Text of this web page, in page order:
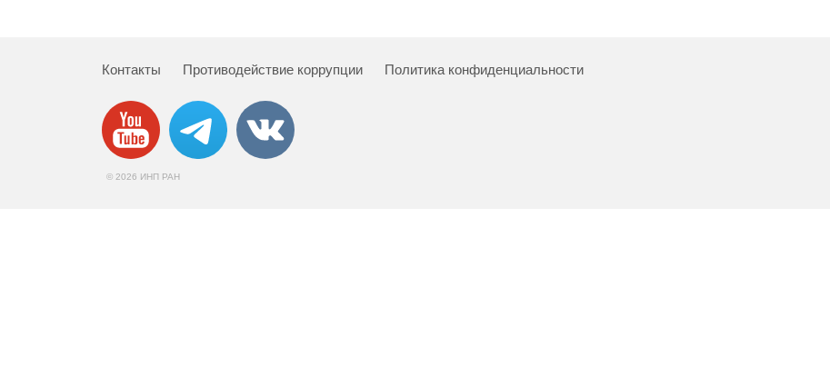
Контакты Противодействие коррупции Политика конфиденциальности
© 2026 ИНП РАН